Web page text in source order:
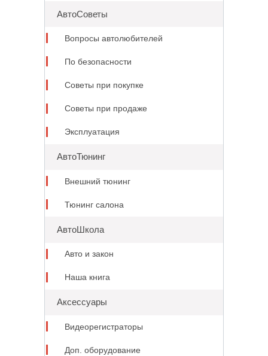
АвтоСоветы
Вопросы автолюбителей
По безопасности
Советы при покупке
Советы при продаже
Эксплуатация
АвтоТюнинг
Внешний тюнинг
Тюнинг салона
АвтоШкола
Авто и закон
Наша книга
Аксессуары
Видеорегистраторы
Доп. оборудование